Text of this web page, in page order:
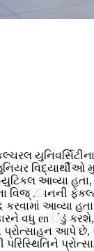
વિદ્યાર્થીઓ
આવ્યા
વિજ્ .ાનની
આવ્યા
વધુ en ંડું
આપે
પરિસ્થિતિને